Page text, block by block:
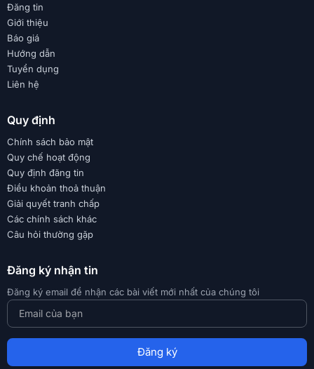
Đăng tin
Giới thiệu
Báo giá
Hướng dẫn
Tuyển dụng
Liên hệ
Quy định
Chính sách bảo mật
Quy chế hoạt động
Quy định đăng tin
Điều khoản thoả thuận
Giải quyết tranh chấp
Các chính sách khác
Câu hỏi thường gặp
Đăng ký nhận tin
Đăng ký email để nhận các bài viết mới nhất của chúng tôi
Đăng ký